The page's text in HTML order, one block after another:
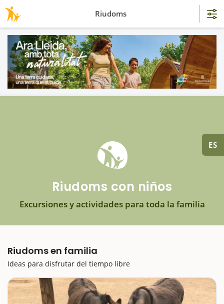
ES
Riudoms con niños
Excursiones y actividades para toda la familia
Riudoms en familia
Ideas para disfrutar del tiempo libre
Riudoms